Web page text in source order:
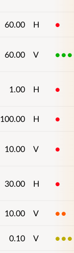
60.00 H 1
60.00 V 5
1.00 H 1
100.00 H 1
10.00 V 1
30.00 H 1
10.00 V 2
0.10 V 3